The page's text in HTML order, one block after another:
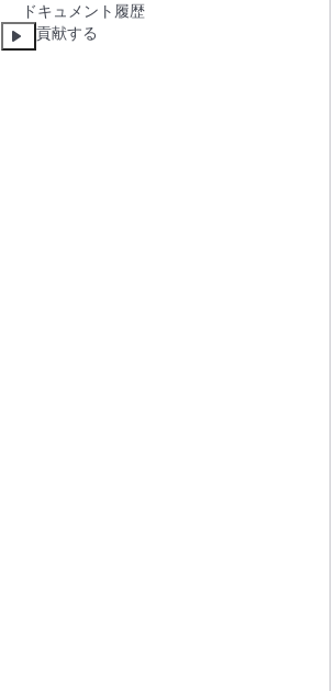
ドキュメント履歴
貢献する